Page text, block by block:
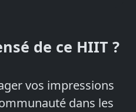
de ce HIIT ?
vos impressions
dans les